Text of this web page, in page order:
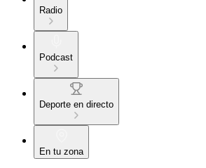
Radio
Podcast
Deporte en directo
En tu zona